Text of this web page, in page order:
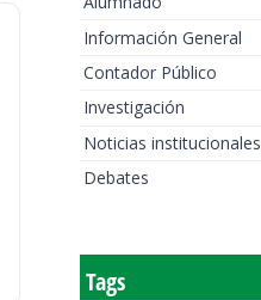
Información General
Contador Público
Investigación
Noticias institucionales
Debates
Tags